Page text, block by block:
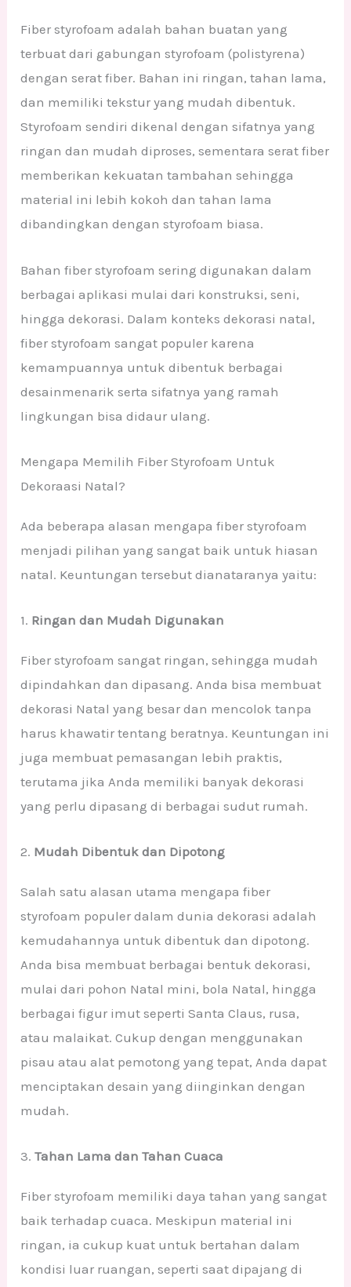
Fiber styrofoam adalah bahan buatan yang
terbuat dari gabungan styrofoam (polistyrena)
dengan serat fiber. Bahan ini ringan, tahan lama,
dan memiliki tekstur yang mudah dibentuk.
Styrofoam sendiri dikenal dengan sifatnya yang
ringan dan mudah diproses, sementara serat fiber
memberikan kekuatan tambahan sehingga
material ini lebih kokoh dan tahan lama
dibandingkan dengan styrofoam biasa.
Bahan fiber styrofoam sering digunakan dalam
berbagai aplikasi mulai dari konstruksi, seni,
hingga dekorasi. Dalam konteks dekorasi natal,
fiber styrofoam sangat populer karena
kemampuannya untuk dibentuk berbagai
desainmenarik serta sifatnya yang ramah
lingkungan bisa didaur ulang.
Mengapa Memilih Fiber Styrofoam Untuk
Dekoraasi Natal?
Ada beberapa alasan mengapa fiber styrofoam
menjadi pilihan yang sangat baik untuk hiasan
natal. Keuntungan tersebut dianataranya yaitu:
1. Ringan dan Mudah Digunakan
Fiber styrofoam sangat ringan, sehingga mudah
dipindahkan dan dipasang. Anda bisa membuat
dekorasi Natal yang besar dan mencolok tanpa
harus khawatir tentang beratnya. Keuntungan ini
juga membuat pemasangan lebih praktis,
terutama jika Anda memiliki banyak dekorasi
yang perlu dipasang di berbagai sudut rumah.
2. Mudah Dibentuk dan Dipotong
Salah satu alasan utama mengapa fiber
styrofoam populer dalam dunia dekorasi adalah
kemudahannya untuk dibentuk dan dipotong.
Anda bisa membuat berbagai bentuk dekorasi,
mulai dari pohon Natal mini, bola Natal, hingga
berbagai figur imut seperti Santa Claus, rusa,
atau malaikat. Cukup dengan menggunakan
pisau atau alat pemotong yang tepat, Anda dapat
menciptakan desain yang diinginkan dengan
mudah.
3.Tahan Lama dan Tahan Cuaca
Fiber styrofoam memiliki daya tahan yang sangat
baik terhadap cuaca. Meskipun material ini
ringan, ia cukup kuat untuk bertahan dalam
kondisi luar ruangan, seperti saat dipajang di